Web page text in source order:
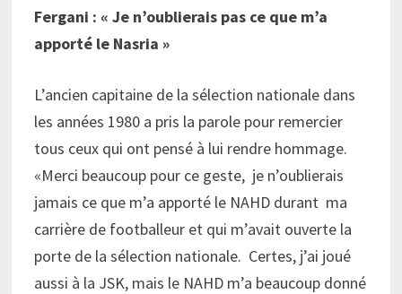
Fergani : « Je n’oublierais pas ce que m’a
apporté le Nasria »
L’ancien capitaine de la sélection nationale dans
les années 1980 a pris la parole pour remercier
tous ceux qui ont pensé à lui rendre hommage.
«Merci beaucoup pour ce geste, je n’oublierais
jamais ce que m’a apporté le NAHD durant ma
carrière de footballeur et qui m’avait ouverte la
porte de la sélection nationale. Certes, j’ai joué
aussi à la JSK, mais le NAHD m’a beaucoup donné